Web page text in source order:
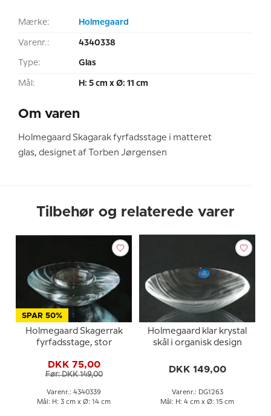
Mærke: Holmegaard
Varenr.: 4340338
Type: Glas
Mål: H: 5 cm x Ø: 11 cm
Om varen
Holmegaard Skagarak fyrfadsstage i matteret
glas, designet af Torben Jørgensen
Tilbehør og relaterede varer
SPAR 50%
Holmegaard Skagerrak
fyrfadsstage, stor
DKK 75,00
Før: DKK 149,00
Varenr.: 4340339
Mål: H: 3 cm x Ø: 14 cm
Holmegaard klar krystal
skål i organisk design
DKK 149,00
Varenr.: DG1263
Mål: H: 4 cm x Ø: 15 cm